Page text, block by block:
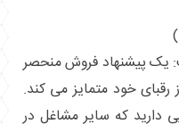
یک پیشنهاد فروش منحصر
رقبای خود متمایز می کند.
دارید که سایر مشاغل در